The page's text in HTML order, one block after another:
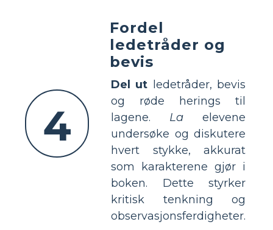
4
Fordel
ledetråder og
bevis
Del ut ledetråder, bevis
og røde herings til
lagene. La elevene
undersøke og diskutere
hvert stykke, akkurat
som karakterene gjør i
boken. Dette styrker
kritisk tenkning og
observasjonsferdigheter.